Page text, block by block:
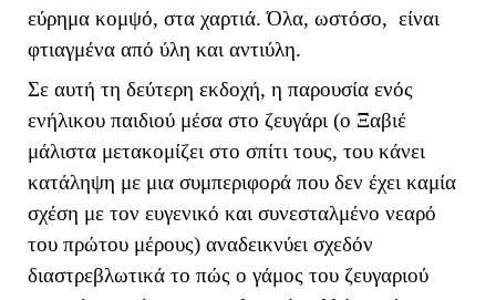
εύρημα κομψό, στα χαρτιά. Όλα, ωστόσο, είναι
φτιαγμένα από ύλη και αντιύλη.
Σε αυτή τη δεύτερη εκδοχή, η παρουσία ενός
ενήλικου παιδιού μέσα στο ζευγάρι (ο Ξαβιέ
μάλιστα μετακομίζει στο σπίτι τους, του κάνει
κατάληψη με μια συμπεριφορά που δεν έχει καμία
σχέση με τον ευγενικό και συνεσταλμένο νεαρό
του πρώτου μέρους) αναδεικνύει σχεδόν
διαστρεβλωτικά το πώς ο γάμος του ζευγαριού